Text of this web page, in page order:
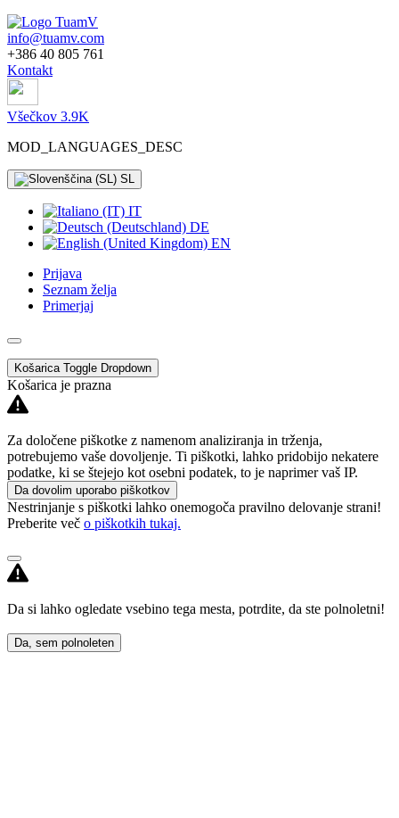
info@tuamv.com
+386 40 805 761
Kontakt
Všečkov 3.9K
MOD_LANGUAGES_DESC
SL
IT
DE
EN
Prijava
Seznam želja
Primerjaj
Košarica Toggle Dropdown
Košarica je prazna
Za določene piškotke z namenom analiziranja in trženja,
potrebujemo vaše dovoljenje. Ti piškotki, lahko pridobijo nekatere
podatke, ki se štejejo kot osebni podatek, to je naprimer vaš IP.
Da dovolim uporabo piškotkov
Nestrinjanje s piškotki lahko onemogoča pravilno delovanje strani!
Preberite več o piškotkih tukaj.
Da si lahko ogledate vsebino tega mesta, potrdite, da ste polnoletni!
Da, sem polnoleten